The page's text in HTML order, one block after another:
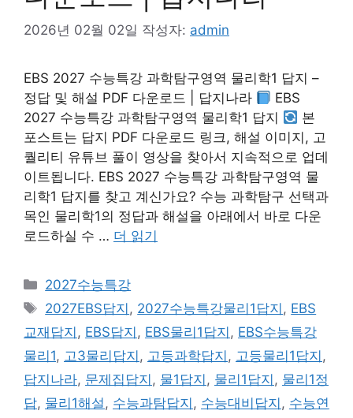
2026년 02월 02일 작성자: admin
EBS 2027 수능특강 과학탐구영역 물리학1 답지 –
정답 및 해설 PDF 다운로드 | 답지나라
EBS
2027 수능특강 과학탐구영역 물리학1 답지
본
포스트는 답지 PDF 다운로드 링크, 해설 이미지, 고
퀄리티 유튜브 풀이 영상을 찾아서 지속적으로 업데
이트됩니다. EBS 2027 수능특강 과학탐구영역 물
리학1 답지를 찾고 계신가요? 수능 과학탐구 선택과
목인 물리학1의 정답과 해설을 아래에서 바로 다운
로드하실 수 … 더 읽기
카
테
리
2027수능특강
태
그
2027EBS답지 , 2027수능특강물리1답지 , EBS
교재답지 , EBS답지 , EBS물리1답지 , EBS수능특강
물리1, 고3물리답지 , 고등과학답지 , 고등물리1답지 ,
답지나라, 문제집답지 , 물1답지 , 물리1답지 , 물리1정
답, 물리1해설 , 수능과탐답지 , 수능대비답지 , 수능연